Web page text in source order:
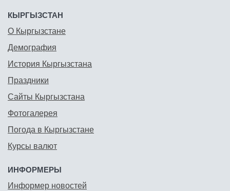
КЫРГЫЗСТАН
О Кыргызстане
Демография
История Кыргызстана
Праздники
Сайты Кыргызстана
Фотогалерея
Погода в Кыргызстане
Курсы валют
ИНФОРМЕРЫ
Информер новостей